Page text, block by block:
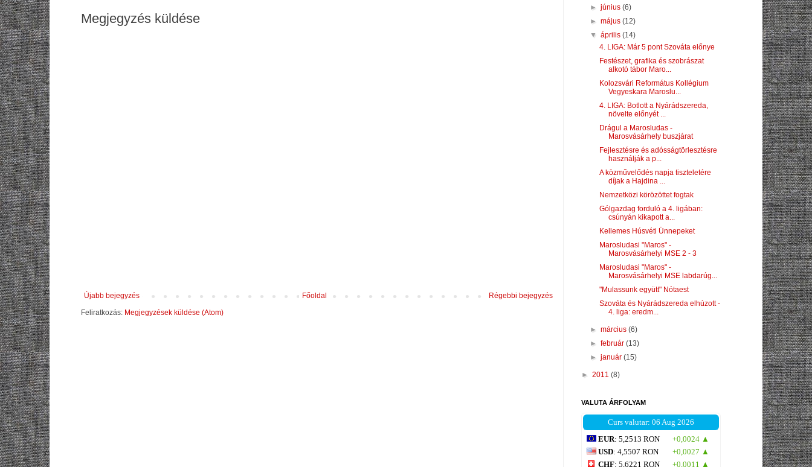
Megjegyzés küldése
Újabb bejegyzés Régebbi bejegyzés
Főoldal
Feliratkozás: Megjegyzések küldése (Atom)
►június(6)
►május(12)
▼április(14)
4. LIGA: Már 5 pont Szováta előnye
Festészet, grafika és szobrászat
alkotó tábor Maro...
Kolozsvári Református Kollégium
Vegyeskara Maroslu...
4. LIGA: Botlott a Nyárádszereda,
növelte előnyét ...
Drágul a Marosludas -
Marosvásárhely buszjárat
Fejlesztésre és adósságtörlesztésre
használják a p...
A közművelődés napja tiszteletére
díjak a Hajdina ...
Nemzetközi körözöttet fogtak
Gólgazdag forduló a 4. ligában:
csúnyán kikapott a...
Kellemes Húsvéti Ünnepeket
Marosludasi "Maros" -
Marosvásárhelyi MSE 2 - 3
Marosludasi "Maros" -
Marosvásárhelyi MSE labdarúg...
"Mulassunk együtt" Nótaest
Szováta és Nyárádszereda elhúzott -
4. liga: eredm...
►március(6)
►február(13)
►január(15)
► 2011 (8)
VALUTA ÁRFOLYAM
Curs valutar: 06 Aug 2026
EUR: 5,2513 RON
+0,0024 ▲
USD: 4,5507 RON
+0,0027 ▲
CHF: 5,6221 RON +0,0011 ▲